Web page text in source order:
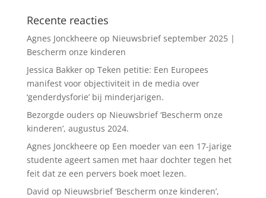
Recente reacties
Agnes Jonckheere op Nieuwsbrief september 2025 |
Bescherm onze kinderen
Jessica Bakkerop Teken petitie: Een Europees
manifest voor objectiviteit in de media over
‘genderdysforie’ bij minderjarigen.
Bezorgde ouders op Nieuwsbrief ‘Bescherm onze
kinderen’, augustus 2024.
Agnes Jonckheere op Een moeder van een 17-jarige
studente ageert samen met haar dochter tegen het
feit dat ze een pervers boek moet lezen.
David op Nieuwsbrief ‘Bescherm onze kinderen’,